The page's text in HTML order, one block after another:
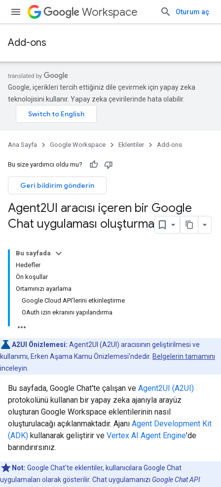
Workspace Oturum aç
Add-ons
Google, içerikleri tercih ettiğiniz dile çevirmek için yapay zeka
teknolojisini kullanır. Yapay zeka çevirilerinde hata olabilir.
Ana Sayfa Google Workspace Eklentiler Add-ons
Bu size yardımcı oldu mu?
Geri bildirim gönderin
Agent2UI aracısı içeren bir Google
Chat uygulaması oluşturma
Bu sayfada
Hedefler
Ön koşullar
Ortamınızı ayarlama
Google Cloud API'lerini etkinleştirme
OAuth izin ekranını yapılandırma
A2UI Önizlemesi: Agent2UI (A2UI) aracısının geliştirilmesi ve
kullanımı, Erken Aşama Kamu Önizlemesi'ndedir. Belgelerin tamamını
inceleyin.
Bu sayfada, Google Chat'te çalışan ve Agent2UI (A2UI)
protokolünü kullanan bir yapay zeka ajanıyla arayüz
oluşturan Google Workspace eklentilerinin nasıl
oluşturulacağı açıklanmaktadır. Ajanı Agent Development Kit
(ADK) kullanarak geliştirir ve Vertex AI Agent Engine'de
barındırırsınız.
Not: Google Chat'te eklentiler, kullanıcılara Google Chat
uygulamaları olarak gösterilir. Chat uygulamanızı Google Chat API